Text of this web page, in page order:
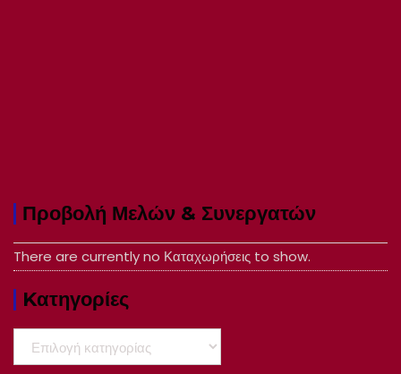
Προβολή Μελών & Συνεργατών
There are currently no Καταχωρήσεις to show.
Kατηγορίες